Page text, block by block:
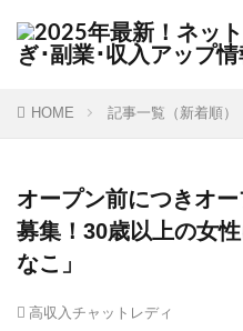
HOME 記事一覧（新着順）
オープン前につきオ
募集！30歳以上の女
なこ」
高収入チャットレディ